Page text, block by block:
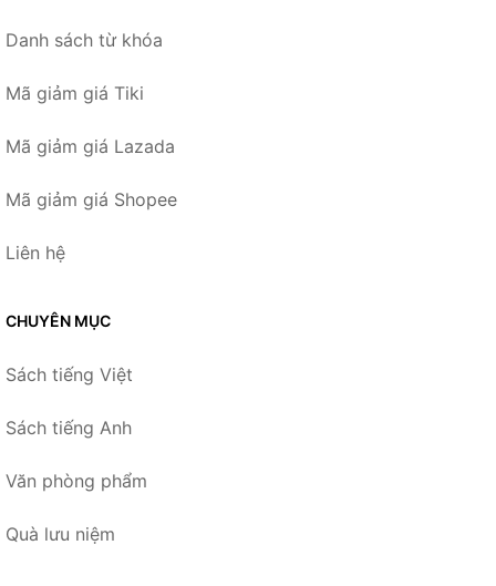
Danh sách từ khóa
Mã giảm giá Tiki
Mã giảm giá Lazada
Mã giảm giá Shopee
Liên hệ
CHUYÊN MỤC
Sách tiếng Việt
Sách tiếng Anh
Văn phòng phẩm
Quà lưu niệm